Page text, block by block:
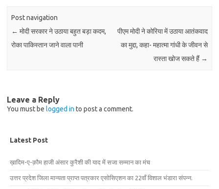
Post navigation
← मोदी सरकार ने उठाया बहुत बड़ा कदम,
रोका पाकिस्तान जाने वाला पानी
पीएम मोदी ने कोरिया में उठाया आतंकवाद
का मुद्दा, कहा- महात्मा गांधी के जीवन से
रास्ता खोज सकते हैं →
Leave a Reply
You must be logged in to post a comment.
Latest Post
ख़ादिम-ए-क़ौम हाजी अंसार कुरैशी की याद में सजा सम्मान का मंच
उत्तर प्रदेश जिला मान्यता प्राप्त पत्रकार एसोसिएशन का 22वाँ विशाल भंडारा संपन्न.